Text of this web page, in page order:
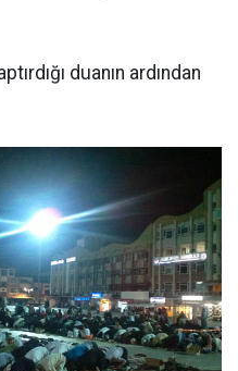
duanın ardından